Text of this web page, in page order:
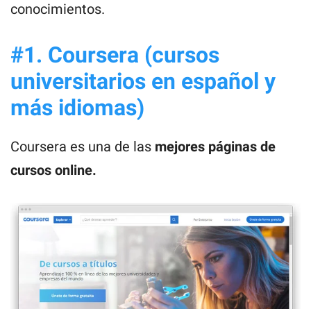
conocimientos.
#1. Coursera (cursos
universitarios en español y
más idiomas)
Coursera es una de las mejores páginas de
cursos online.